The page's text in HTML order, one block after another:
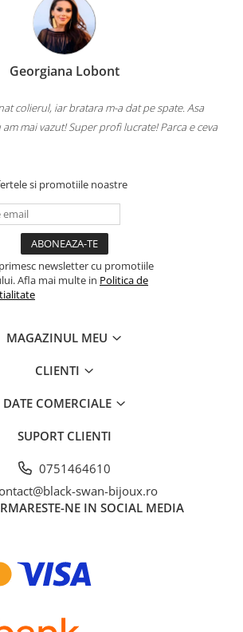
Georgiana Lobont
colierul, iar bratara m-a dat pe spate. Asa
mai vazut! Super profi lucrate! Parca e ceva
si promotiile noastre
newsletter cu promotiile
Afla mai multe in Politica de
MAGAZINUL MEU
CLIENTI
DATE COMERCIALE
SUPORT CLIENTI
0751464610
swan-bijoux.ro
NE IN SOCIAL MEDIA